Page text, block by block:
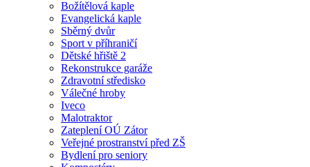
Božítělová kaple
Evangelická kaple
Sběrný dvůr
Sport v příhraničí
Dětské hřiště 2
Rekonstrukce garáže
Zdravotní středisko
Válečné hroby
Iveco
Malotraktor
Zateplení OÚ Zátor
Veřejné prostranství před ZŠ
Bydlení pro seniory